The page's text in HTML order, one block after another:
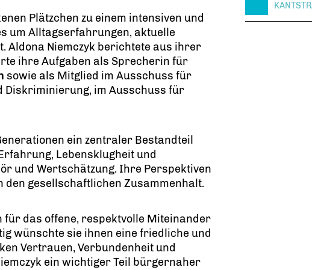
Plätzchen zu einem intensiven und
um Alltagserfahrungen, aktuelle
Aldona Niemczyk berichtete aus ihrer
ihre Aufgaben als Sprecherin für
sowie als Mitglied im Ausschuss für
Diskriminierung, im Ausschuss für
ein zentraler Bestandteil
Lebensklugheit und
und Wertschätzung. Ihre Perspektiven
gesellschaftlichen Zusammenhalt.
für das offene, respektvolle Miteinander
wünschte sie ihnen eine friedliche und
Vertrauen, Verbundenheit und
ein wichtiger Teil bürgernaher